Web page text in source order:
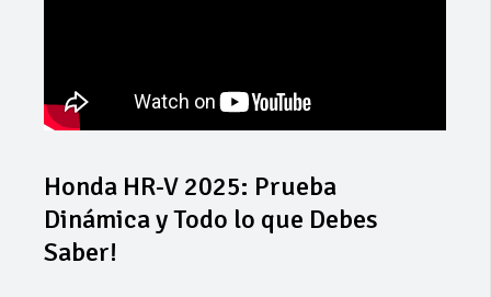
Honda HR-V 2025: Prueba
Dinámica y Todo lo que Debes
Saber!